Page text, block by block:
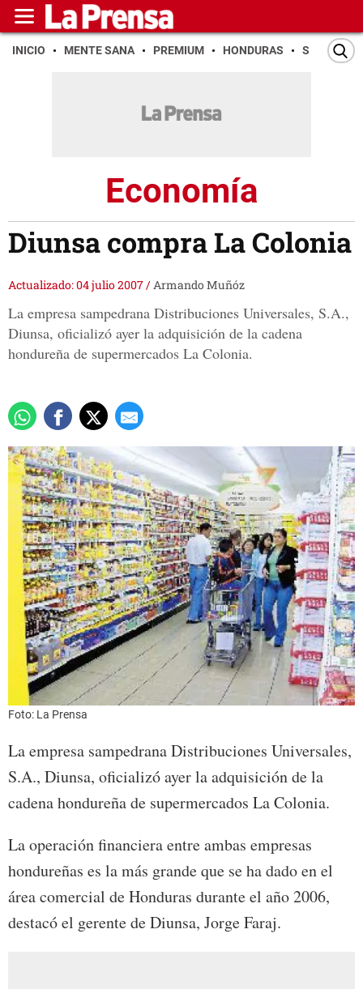
INICIO MENTE SANA PREMIUM HONDURAS SAN PEDRO
Economía
Diunsa compra La Colonia
Actualizado: 04 julio 2007/Armando Muñóz
La empresa sampedrana Distribuciones Universales, S.A.,
Diunsa, oficializó ayer la adquisición de la cadena
hondureña de supermercados La Colonia.
Foto: La Prensa
La empresa sampedrana Distribuciones Universales,
S.A., Diunsa, oficializó ayer la adquisición de la
cadena hondureña de supermercados La Colonia.
La operación financiera entre ambas empresas
hondureñas es la más grande que se ha dado en el
área comercial de Honduras durante el año 2006,
destacó el gerente de Diunsa, Jorge Faraj.